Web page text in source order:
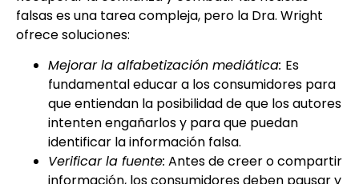
falsas es una tarea compleja, pero la Dra. Wright
ofrece soluciones:
Mejorar la alfabetización mediática: Es
fundamental educar a los consumidores para
que entiendan la posibilidad de que los autores
intenten engañarlos y para que puedan
identificar la información falsa.
Verificar la fuente: Antes de creer o compartir